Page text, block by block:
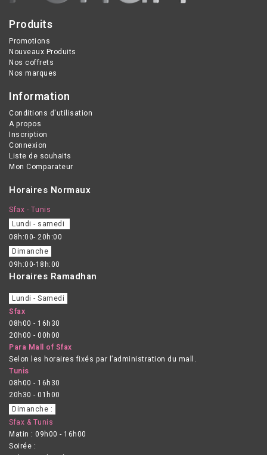
Produits
Promotions
Nouveaux Produits
Nos coffrets
Nos marques
Information
Conditions d'utilisation
A propos
Inscription
Connexion
Liste de souhaits
Mon Comparateur
Horaires Normaux
Sfax - Tunis
Lundi - samedi
08h:00- 20h:00
Dimanche
09h:00-18h:00
Horaires Ramadhan
Lundi - Samedi
Sfax
08h00 - 16h30
20h00 - 00h00
Para Mall of Sfax
Selon les horaires fixés par l’administration du mall.
Tunis
08h00 - 16h30
20h30 - 01h00
Dimanche :
Sfax & Tunis
Matin : 09h00 - 16h00
Soirée :